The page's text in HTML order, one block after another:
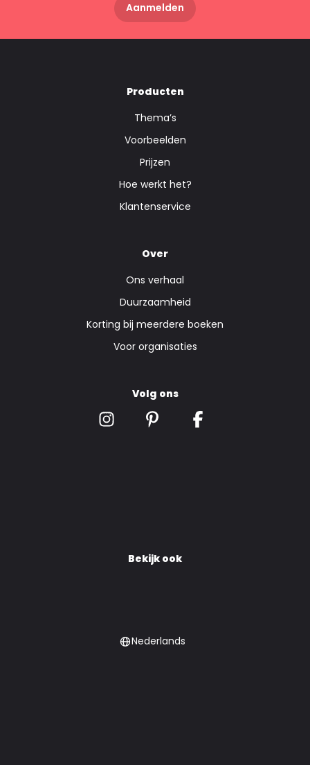
Aanmelden
Producten
Thema’s
Voorbeelden
Prijzen
Hoe werkt het?
Klantenservice
Over
Ons verhaal
Duurzaamheid
Korting bij meerdere boeken
Voor organisaties
Volg ons
Bekijk ook
Nederlands